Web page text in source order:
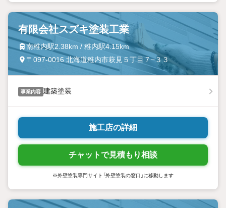
有限会社スズキ塗装工業
南稚内駅2.38km / 稚内駅4.15km
〒097-0016 北海道稚内市萩見５丁目７−３３
事業内容 建築塗装
施工店の詳細
チャットで見積もり相談
※外壁塗装専門サイト「外壁塗装の窓口」に移動します